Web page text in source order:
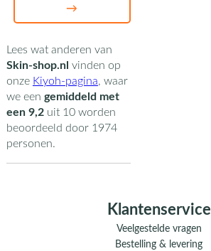
→
Lees wat anderen van
Skin-shop.nl vinden op
onze Kiyoh-pagina, waar
we een gemiddeld met
een 9,2uit 10worden
beoordeeld door 1974
personen.
Klantenservice
Veelgestelde vragen
Bestelling & levering